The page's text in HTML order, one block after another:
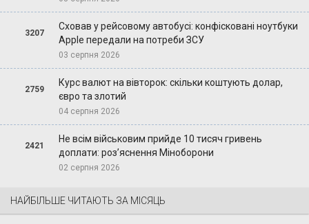
3207
Сховав у рейсовому автобусі: конфісковані ноутбуки
Apple передали на потреби ЗСУ
03 серпня 2026
2759
Курс валют на вівторок: скільки коштують долар,
євро та злотий
04 серпня 2026
2421
Не всім військовим прийде 10 тисяч гривень
доплати: роз’яснення Міноборони
02 серпня 2026
НАЙБІЛЬШЕ ЧИТАЮТЬ ЗА МІСЯЦЬ